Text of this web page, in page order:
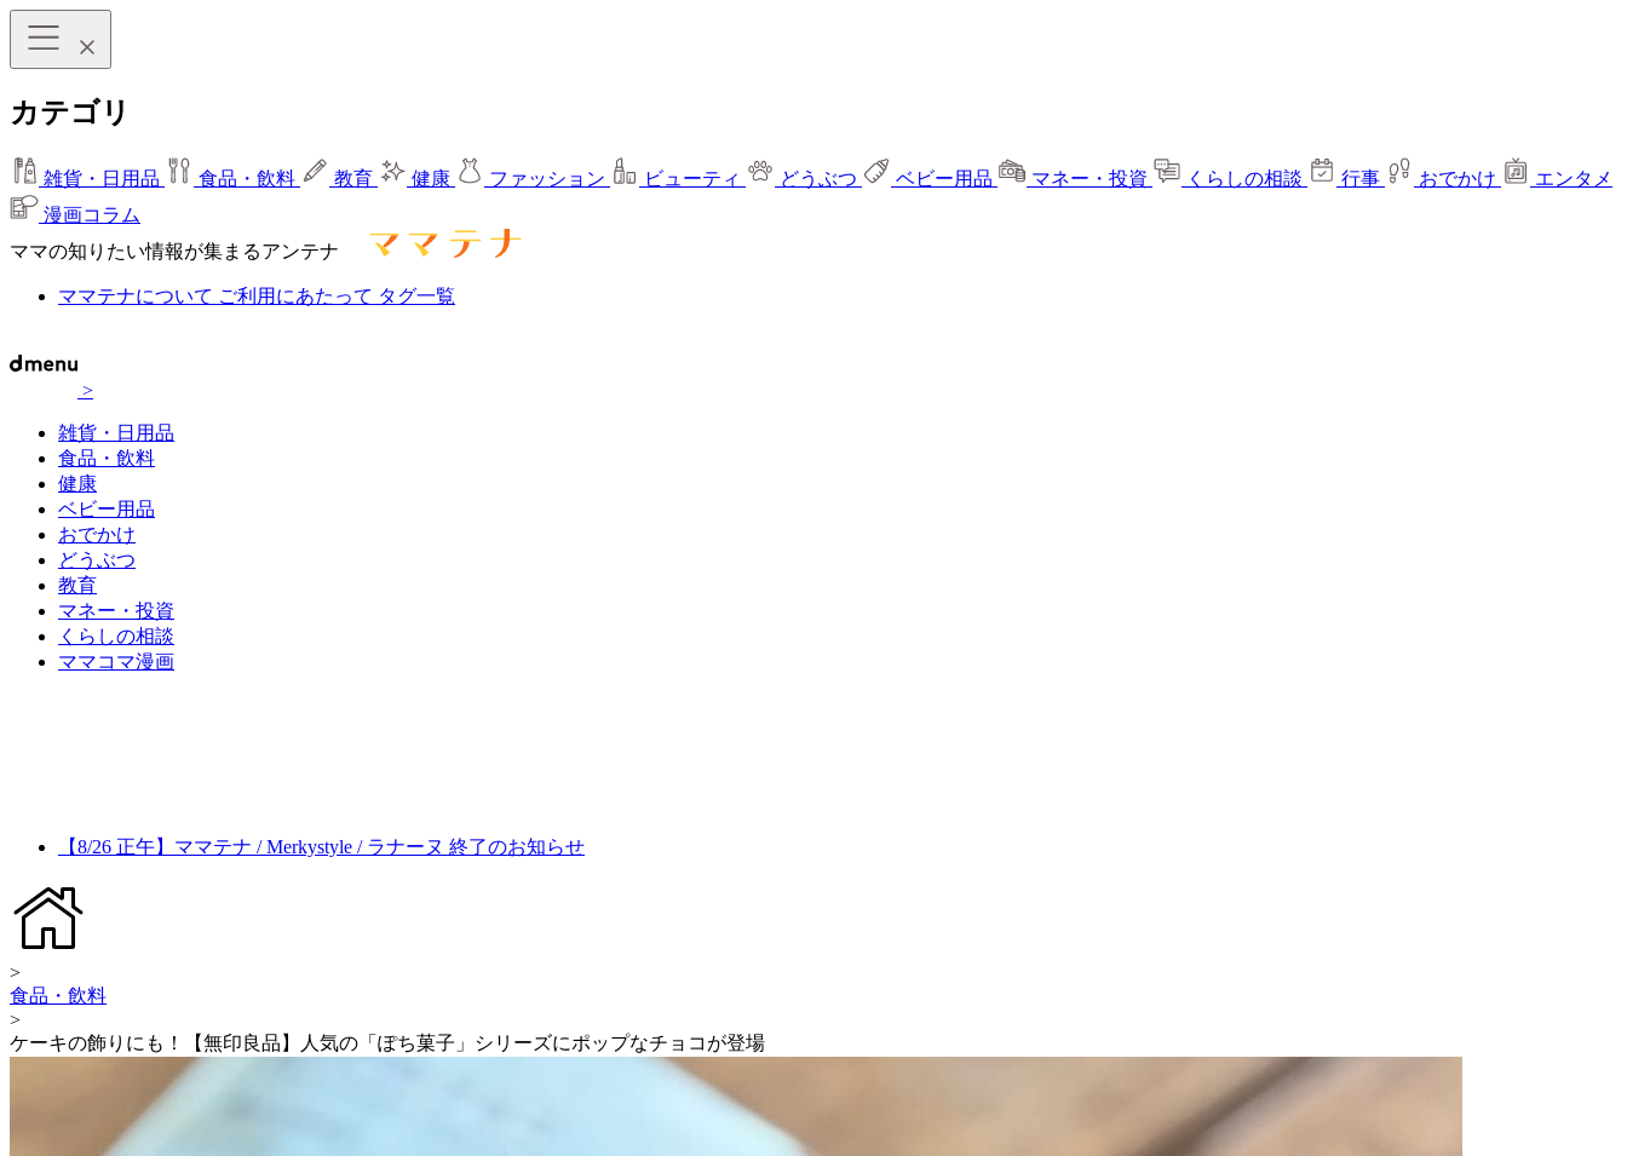
カテゴリ
雑貨・日用品 食品・飲料 教育 健康 ファッション ビューティ どうぶつ ベビー用品 マネー・投資 くらしの相談 行事 おでかけ
エンタメ
漫画コラム
ママの知りたい情報が集まるアンテナ
ママテナについて ご利用にあたって タグ一覧
>
雑貨・日用品
食品・飲料
健康
ベビー用品
おでかけ
どうぶつ
教育
マネー・投資
くらしの相談
ママコマ漫画
【8/26 正午】ママテナ / Merkystyle / ラナーヌ 終了のお知らせ
>
食品・飲料
>
ケーキの飾りにも！【無印良品】人気の「ぽち菓子」シリーズにポップなチョコが登場